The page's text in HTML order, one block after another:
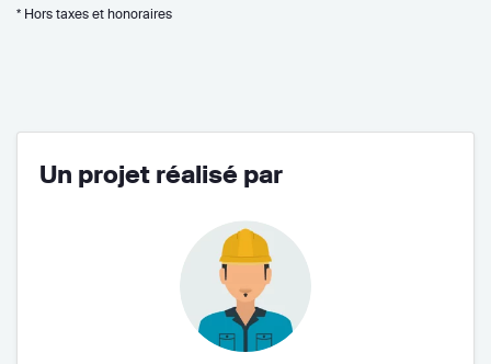
* Hors taxes et honoraires
Un projet réalisé par